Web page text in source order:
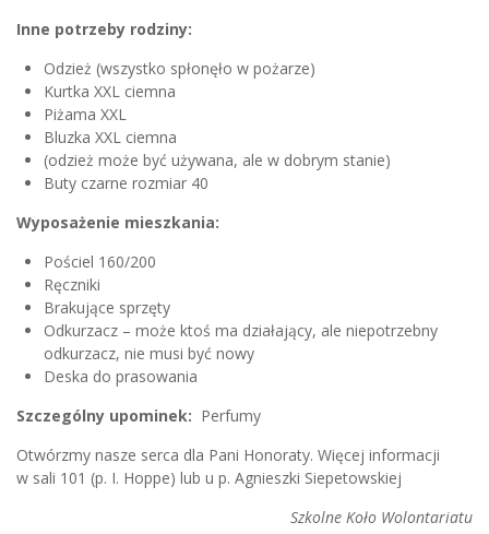
Inne potrzeby rodziny:
Odzież (wszystko spłonęło w pożarze)
Kurtka XXL ciemna
Piżama XXL
Bluzka XXL ciemna
(odzież może być używana, ale w dobrym stanie)
Buty czarne rozmiar 40
Wyposażenie mieszkania:
Pościel 160/200
Ręczniki
Brakujące sprzęty
Odkurzacz – może ktoś ma działający, ale niepotrzebny
odkurzacz, nie musi być nowy
Deska do prasowania
Szczególny upominek: Perfumy
Otwórzmy nasze serca dla Pani Honoraty. Więcej informacji
w sali 101 (p. I. Hoppe) lub u p. Agnieszki Siepetowskiej
Szkolne Koło Wolontariatu